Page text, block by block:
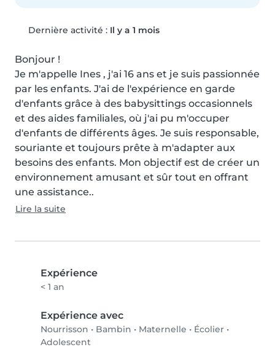
Dernière activité : Il y a 1 mois
Bonjour !
Je m'appelle Ines , j'ai 16 ans et je suis passionnée
par les enfants. J'ai de l'expérience en garde
d'enfants grâce à des babysittings occasionnels
et des aides familiales, où j'ai pu m'occuper
d'enfants de différents âges. Je suis responsable,
souriante et toujours prête à m'adapter aux
besoins des enfants. Mon objectif est de créer un
environnement amusant et sûr tout en offrant
une assistance..
Lire la suite
Expérience
< 1 an
Expérience avec
Nourrisson • Bambin • Maternelle • Écolier •
Adolescent